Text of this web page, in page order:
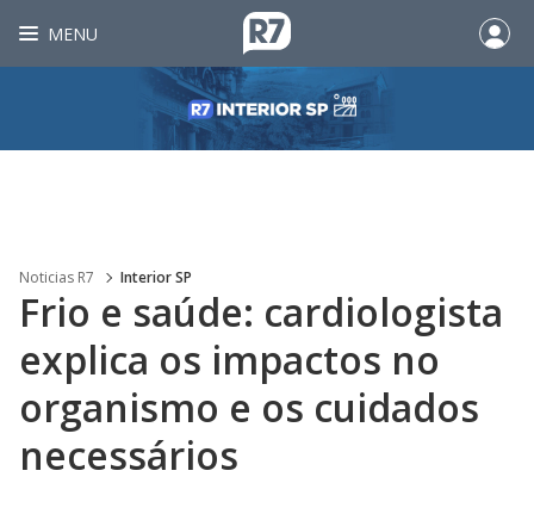
MENU
Noticias R7 Interior SP
Frio e saúde: cardiologista
explica os impactos no
organismo e os cuidados
necessários